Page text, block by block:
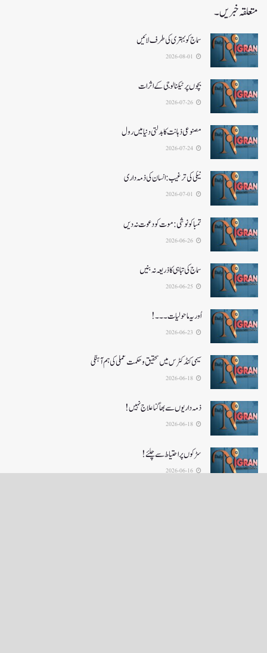
متعلقہ خبریں۔
سماج کو بہتری کی طرف لائیں
بچوں پر ٹیکنالوجی کے اثرات
مصنوعی ذہانت کا بدلتی دنیا میں رول
نیکی کی ترغیب: انسان کی ذمہ داری
تمباکو نوشی: موت کو دعوت نہ دیں
سماج کی تباہی کا ذریعہ نہ بنیں
اُور یہ ماحولیات۔۔۔!
سیمی کنڈکٹرس میں تحقیق و حکمت عملی کی ہم آہنگی
ذمہ داریوں سے بھاگنا علاج نہیں!
سڑکوں پر احتیاط سے چلئے!